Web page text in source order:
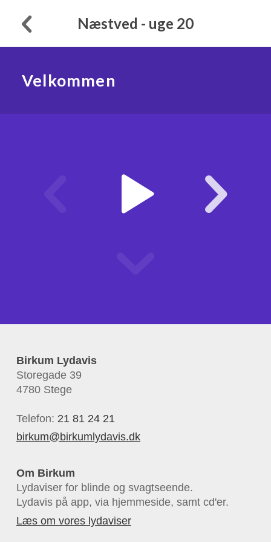
Næstved - uge 20
Velkommen
Birkum Lydavis
Storegade 39
4780 Stege
Telefon: 21 81 24 21
birkum@birkumlydavis.dk
Om Birkum
Lydaviser for blinde og svagtseende.
Lydavis på app, via hjemmeside, samt cd'er.
Læs om vores lydaviser